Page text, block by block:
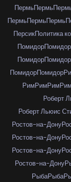
ПермьПермь
ПермьПермьПермь
ПерсикПолитика
ПомидорПомидор
ПомидорПомидор
ПомидорПомидор
РимРимРимРим
Роберт
Роберт Льюис
Ростов-на-Дону
Ростов-на-Дону
Ростов-на-Дону
Ростов-на-Дону
РыбаРыба